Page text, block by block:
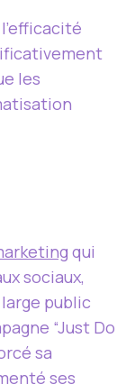
les
qui
sociaux,
public
“Just Do
sa
ses